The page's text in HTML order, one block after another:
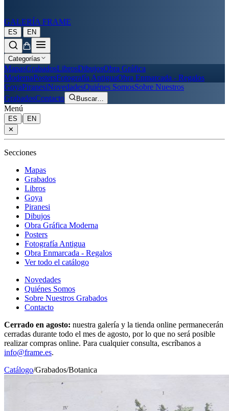
GALERÍA FRAME
ES | EN
Categorías
MapasGrabadosLibrosDibujosObra Gráfica
ModernaPostersFotografía AntiguaObra Enmarcada - Regalos
GoyaPiranesiNovedadesQuiénes SomosSobre Nuestros
GrabadosContacto Buscar…
Menú
ES |
EN
✕
Secciones
Mapas
Grabados
Libros
Goya
Piranesi
Dibujos
Obra Gráfica Moderna
Posters
Fotografía Antigua
Obra Enmarcada - Regalos
Ver todo el catálogo
Novedades
Quiénes Somos
Sobre Nuestros Grabados
Contacto
Cerrado en agosto: nuestra galería y la tienda online permanecerán
cerradas durante todo el mes de agosto, por lo que no será posible
realizar compras online. Para cualquier consulta, escríbanos a
info@frame.es.
Catálogo/Grabados/Botanica